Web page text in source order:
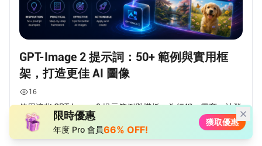
GPT-Image 2 提示詞：50+ 範例與實用框
架，打造更佳 AI 圖像
16
使用這些 GPT-Image 2 提示範例與模板，為行銷、電商、社群
媒體、產品設計、部落格視覺等創建更佳的 AI 圖像。
限時優惠
年度 Pro 會員66% OFF!
獲取優惠